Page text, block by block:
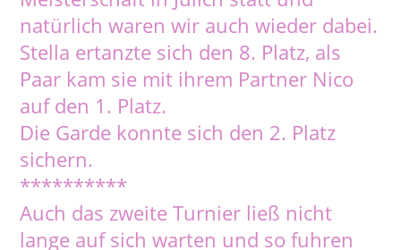
natürlich waren wir auch wieder dabei.
Stella ertanzte sich den 8. Platz, als
Paar kam sie mit ihrem Partner Nico
auf den 1. Platz.
Die Garde konnte sich den 2. Platz
sichern.
**********
Auch das zweite Turnier ließ nicht
lange auf sich warten und so fuhren